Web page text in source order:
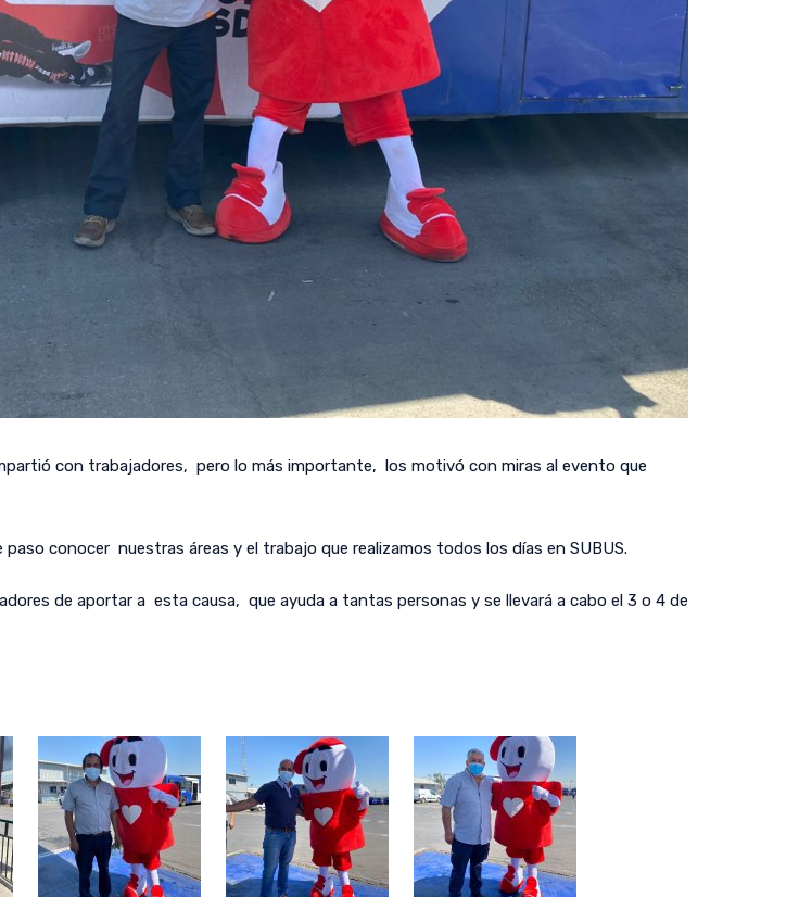
con trabajadores, pero lo más importante, los motivó con miras al evento que
conocer nuestras áreas y el trabajo que realizamos todos los días en SUBUS.
de aportar a esta causa, que ayuda a tantas personas y se llevará a cabo el 3 o 4 de